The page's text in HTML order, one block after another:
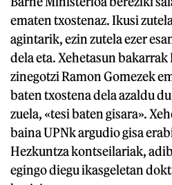
ematen txostenaz. Ikusi
agintarik, ezin zutela ezer
dela eta. Xehetasun
zinegotzi Ramon Gomezek
baten txostena dela azaldu
zuela, «tesi baten gisara».
baina UPNk argudio gisa
Hezkuntza kontseilariak,
egingo diegu ikasgeletan